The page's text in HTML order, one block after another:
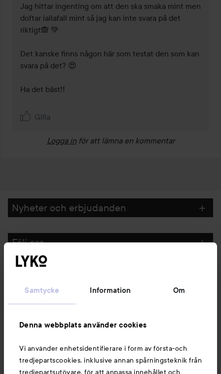
Samtycke Information Om
Denna webbplats använder cookies
Vi använder enhetsidentifierare i form av första-och
tredjepartscookies, inklusive annan spårningsteknik från
tredjepartsutövare, för att anpassa innehållet och
Jag hittar ingenting om att den ska smaka mint men
doftar iallafall mint så jag kan inte svara på det
riktigt🙈 💚
Det kanske finns någon här som testat den som kan
svara på det? 😍
Ha det bäst!!
Gilla
Logga in för att lämna en kommentar
Nyheter och erbjudanden
Följ oss
Du kanske också gillar